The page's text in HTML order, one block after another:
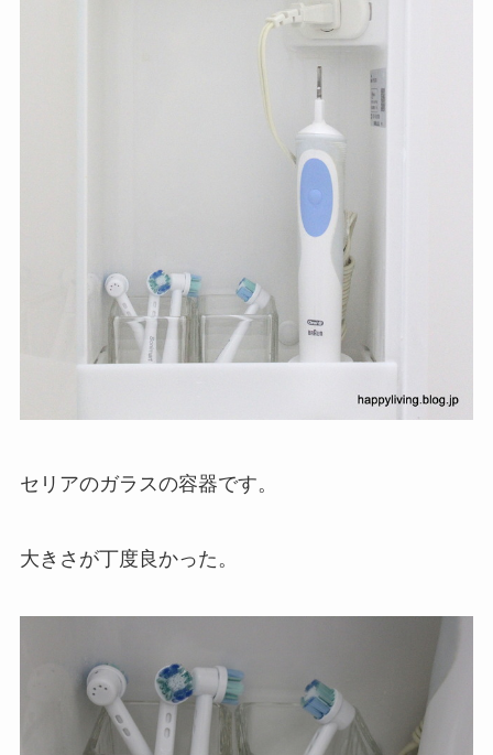
セリアのガラスの容器です。
大きさが丁度良かった。